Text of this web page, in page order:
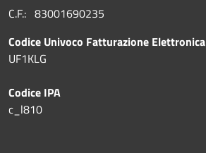
C.F.: 83001690235
Codice Univoco Fatturazione Elettronica
UF1KLG
Codice IPA
c_l810